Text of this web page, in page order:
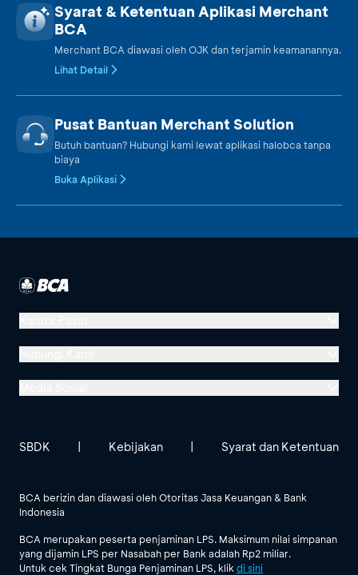
Syarat & Ketentuan Aplikasi Merchant
BCA
Merchant BCA diawasi oleh OJK dan terjamin keamanannya.
Lihat Detail
Pusat Bantuan Merchant Solution
Butuh bantuan? Hubungi kami lewat aplikasi halobca tanpa
biaya
Buka Aplikasi
Menara BCA, Grand Indonesia
Jl. MH Thamrin No. 1
Lihat Semua Media Sosial
BCA berizin dan diawasi oleh Otoritas Jasa Keuangan & Bank
Indonesia
BCA merupakan peserta penjaminan LPS. Maksimum nilai simpanan
yang dijamin LPS per Nasabah per Bank adalah Rp2 miliar.
Untuk cek Tingkat Bunga Penjaminan LPS, klik di sini
SBDK | Kebijakan | Syarat dan Ketentuan